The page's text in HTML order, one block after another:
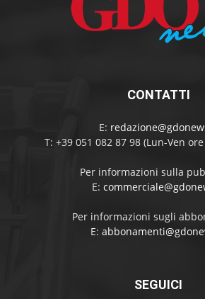
CONTATTI
E:
T: +39 051 082 87 98 (Lun-Ven
Per informazioni sulla
E:
Per informazioni sugli
E:
SEGUICI